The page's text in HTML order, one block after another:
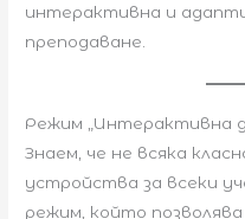
интерактивна и
преподаване.
Режим „Интерактивна
Знаем, че не всяка
устройства за всеки
режим, който